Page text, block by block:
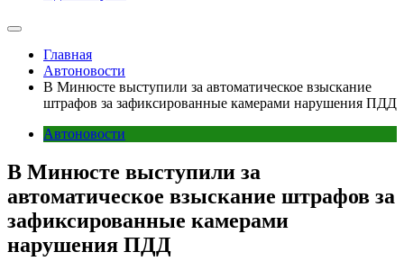
Главная
Автоновости
В Минюсте выступили за автоматическое взыскание
штрафов за зафиксированные камерами нарушения ПДД
Автоновости
В Минюсте выступили за
автоматическое взыскание штрафов за
зафиксированные камерами
нарушения ПДД